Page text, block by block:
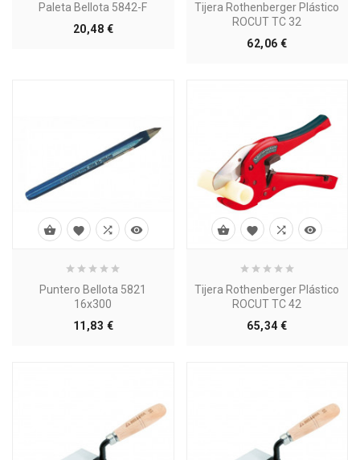
Paleta Bellota 5842-F
20,48 €Precio
Tijera Rothenberger Plástico
ROCUT TC 32
62,06 €Precio
Puntero Bellota 5821
16x300
11,83 €Precio
   
Tijera Rothenberger Plástico
ROCUT TC 42
65,34 €Precio
   